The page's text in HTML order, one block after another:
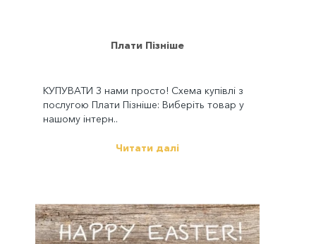
Плати Пізніше
КУПУВАТИ З нами просто! Схема купівлі з
послугою Плати Пізніше: Виберіть товар у
нашому інтерн..
Читати далі